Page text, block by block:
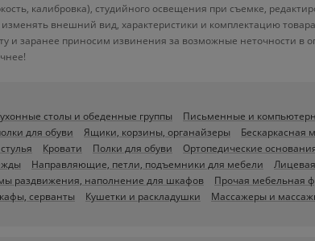
калибровка), студийного освещения при съемке,
внешний вид, характеристики и комплектацию
и заранее приносим извинения за возможные неточности в
столы и обеденные группы Письменные и
для обуви Ящики, корзины, органайзеры Бескаркасная
Кровати Полки для обуви Ортопедические
Направляющие, петли, подъемники для мебели
раздвижения, наполнение для шкафов
Прочая мебельная
серванты Кушетки и раскладушки Массажеры и